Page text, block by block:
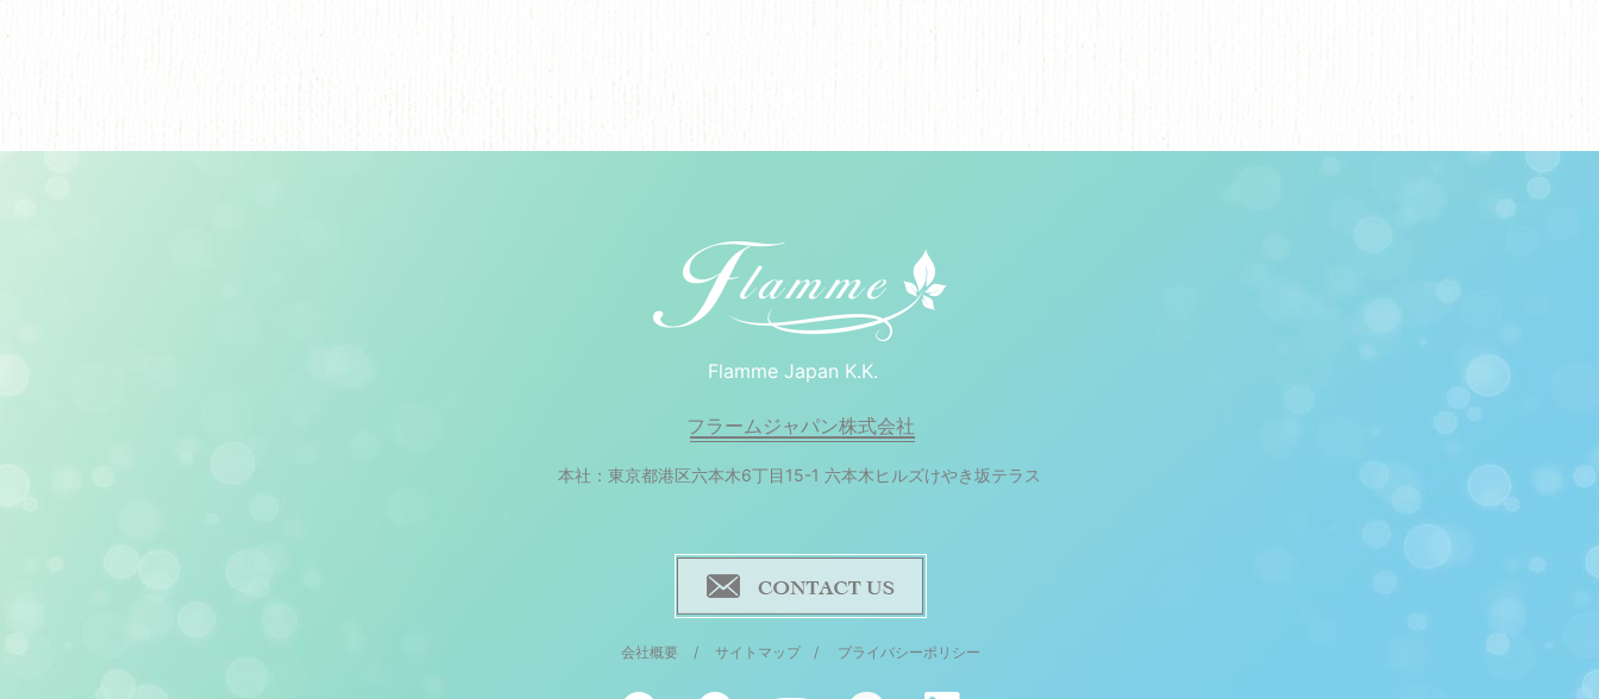
Flamme Japan K.K.
フラームジャパン株式会社
本社：東京都港区六本木6丁目15-1 六本木ヒルズけやき坂テラス
会社概要 / プライバシーポリシー
/
サイトマップ